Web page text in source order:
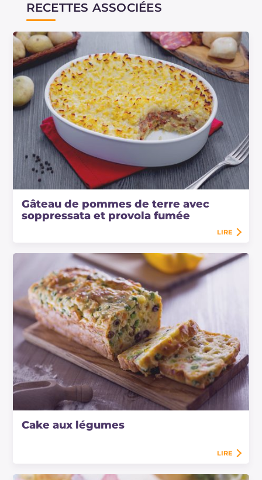
RECETTES ASSOCIÉES
Gâteau de pommes de terre avec
soppressata et provola fumée
LIRE
Cake aux légumes
LIRE